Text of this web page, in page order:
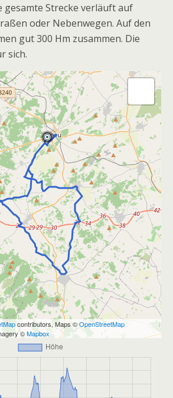
gesamte Strecke verläuft auf
oder Nebenwegen. Auf den
gut 300 Hm zusammen. Die
sich.
contributors, Maps ©OpenStreetMap
©Mapbox